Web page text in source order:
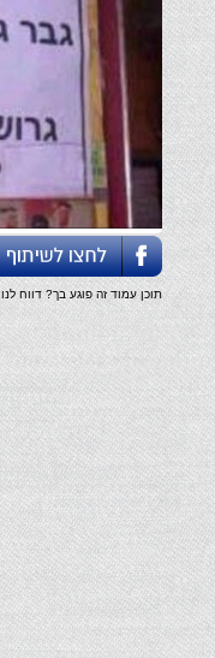
תוכן עמוד זה פוגע בך? דווח לנו